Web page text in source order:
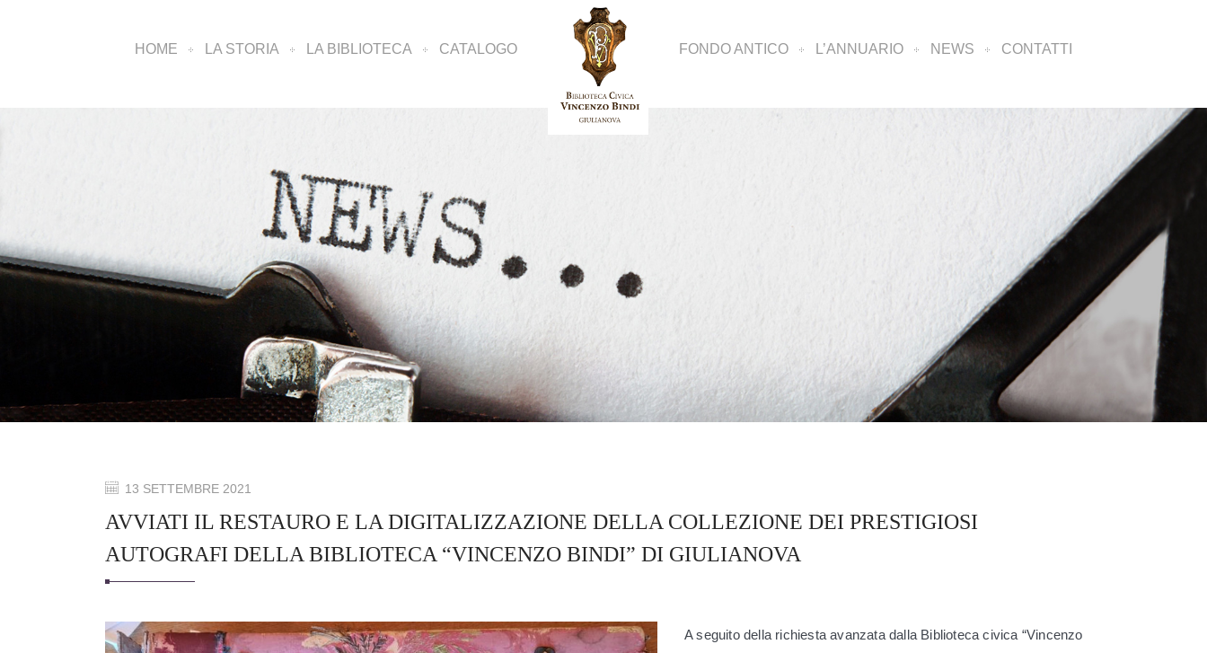
HOME LA STORIA LA BIBLIOTECA CATALOGO FONDO ANTICO L’ANNUARIO NEWS CONTATTI
13 SETTEMBRE 2021
AVVIATI IL RESTAURO E LA DIGITALIZZAZIONE DELLA COLLEZIONE DEI PRESTIGIOSI
AUTOGRAFI DELLA BIBLIOTECA “VINCENZO BINDI” DI GIULIANOVA
A seguito della richiesta avanzata dalla Biblioteca civica “Vincenzo